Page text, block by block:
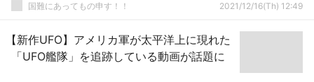
国難にあってもの申す！！ 2021/12/16(Th) 12:49
【新作UFO】アメリカ軍が太平洋上に現れた
「UFO艦隊」を追跡している動画が話題に